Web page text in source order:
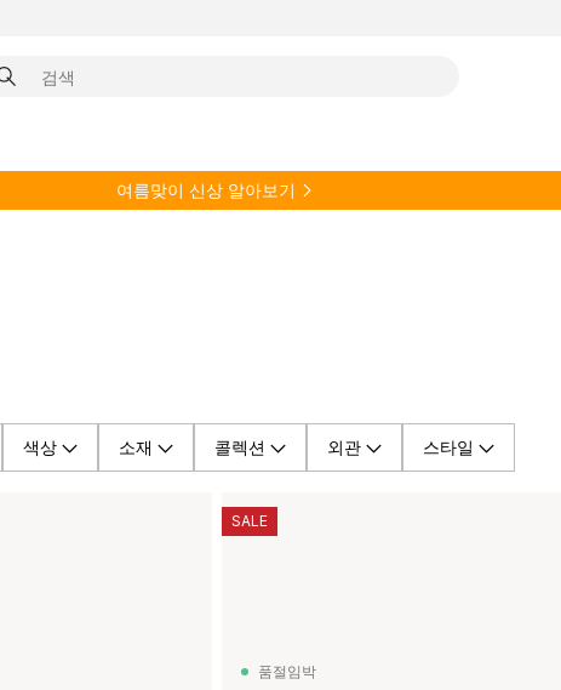
여름맞이 신상 알아보기
색상 소재 콜렉션 외관 스타일
품절임박
SALE